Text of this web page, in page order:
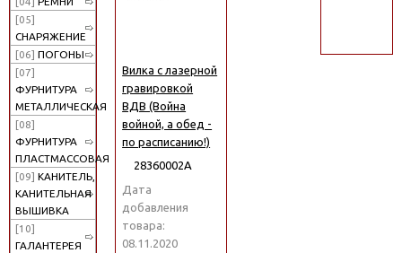
[05]
СНАРЯЖЕНИЕ
[06] ПОГОНЫ
[07]
ФУРНИТУРА
МЕТАЛЛИЧЕСКАЯ
[08]
ФУРНИТУРА
ПЛАСТМАССОВАЯ
[09] КАНИТЕЛЬ,
КАНИТЕЛЬНАЯ
ВЫШИВКА
[10]
ГАЛАНТЕРЕЯ
Вилка с лазерной
гравировкой
ВДВ (Война
войной, а обед -
по расписанию!)
28360002А
Дата
добавления
товара:
08.11.2020